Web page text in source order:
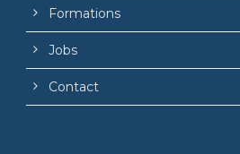
Formations
Jobs
Contact